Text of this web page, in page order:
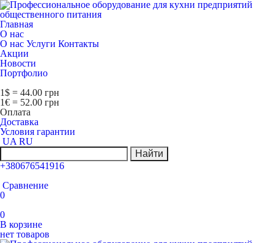
Главная
О нас
О нас Услуги Контакты
Акции
Новости
Портфолио
1$ = 44.00 грн
1€ = 52.00 грн
Оплата
Доставка
Условия гарантии
UA RU
Найти
+380676541916
Сравнение
0
0
В корзине
нет товаров